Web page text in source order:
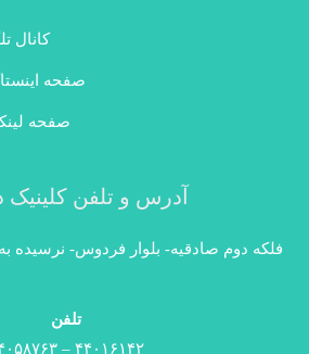
کانال
صفحه
صفحه
آدرس و تلفن
فلکه دوم صادقیه- بلوار فردوس- نرسیده
تلفن
۴۴۰۱۶۱۴۲ – ۴۴۰۵۸۷۶۳